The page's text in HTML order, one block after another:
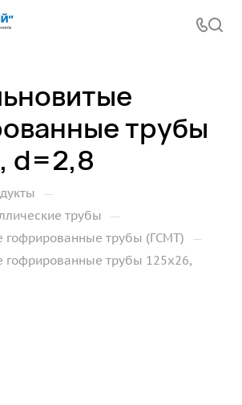
трубы
d=2,8
—
трубы —
гофрированные трубы (ГСМТ) —
гофрированные трубы 125х26,